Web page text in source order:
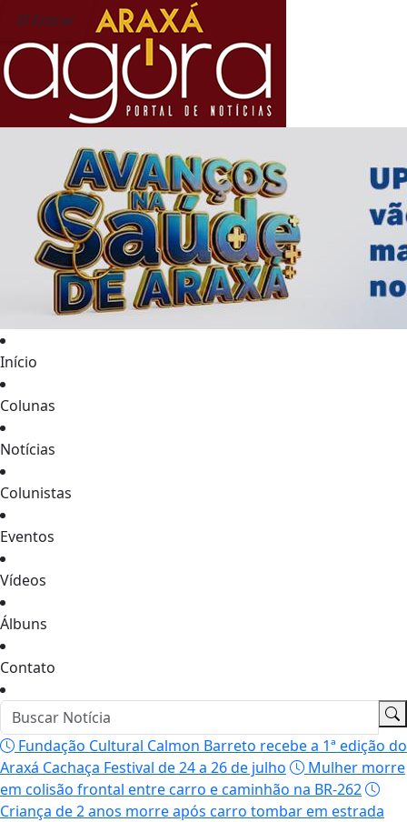
Entrar
Início
Colunas
Notícias
Colunistas
Eventos
Vídeos
Álbuns
Contato
Fundação Cultural Calmon Barreto recebe a 1ª edição do
Araxá Cachaça Festival de 24 a 26 de julho
Mulher morre
em colisão frontal entre carro e caminhão na BR-262
Criança de 2 anos morre após carro tombar em estrada